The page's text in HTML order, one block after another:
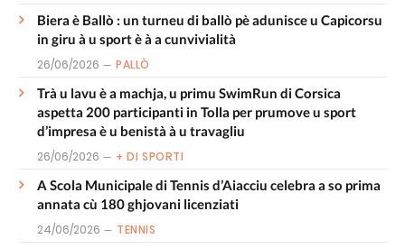
Biera è Ballò : un turneu di ballò pè adunisce u Capicorsu
in giru à u sport è à a cunvivialità
26/06/2026 PALLÒ
Trà u lavu è a machja, u primu SwimRun di Corsica
aspetta 200 participanti in Tolla per prumove u sport
d’impresa è u benistà à u travagliu
26/06/2026 + DI SPORTI
A Scola Municipale di Tennis d’Aiacciu celebra a so prima
annata cù 180 ghjovani licenziati
24/06/2026 TENNIS